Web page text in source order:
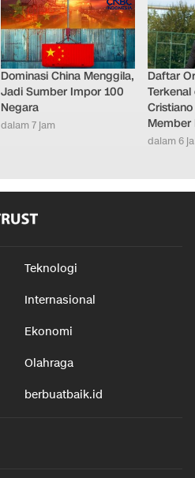
Dominasi China Menggila,
Jadi Sumber Impor 100
Negara
dalam 7 jam
Daftar
Terkenal
Member
dalam 6
Teknologi
Internasional
Ekonomi
Olahraga
berbuatbaik.id